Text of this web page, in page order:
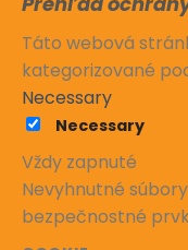
Táto webová
kategorizované
Necessary
Necessary
Vždy zapnuté
Nevyhnutné
bezpečnostné